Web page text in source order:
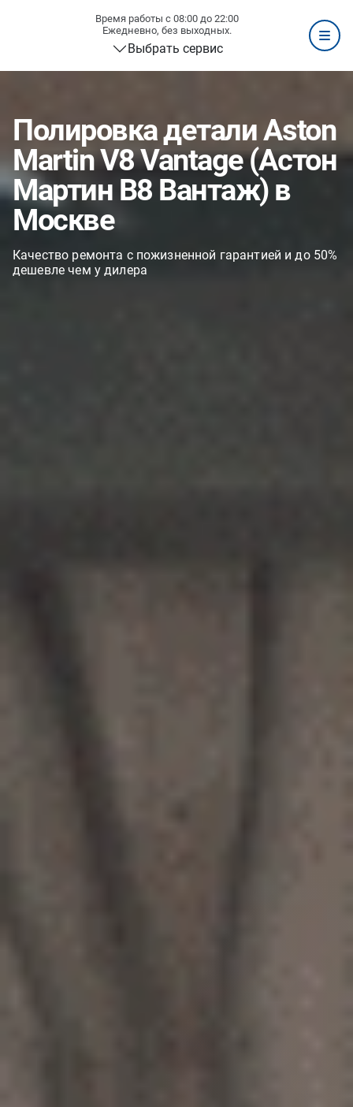
Время работы с 08:00 до 22:00
Ежедневно, без выходных.
Выбрать сервис
Полировка детали Aston
Martin V8 Vantage (Астон
Мартин В8 Вантаж) в
Москве
Качество ремонта с пожизненной гарантией и до 50%
дешевле чем у дилера